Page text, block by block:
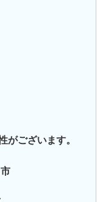
がございます。